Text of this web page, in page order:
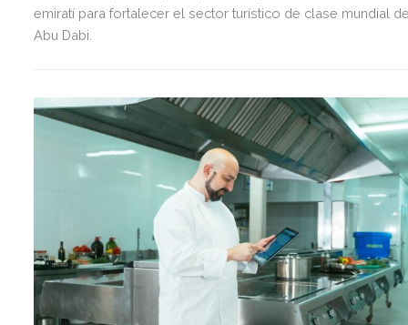
emiratí para fortalecer el sector turístico de clase mundial
Abu Dabi.